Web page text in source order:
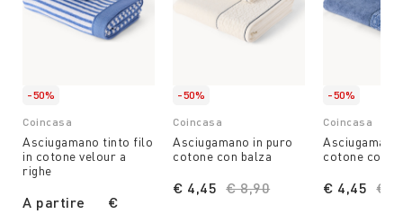
-50%
Coincasa
Asciugamano tinto filo
in cotone velour a
righe
A partire
€
-50%
Coincasa
Asciugamano in puro
cotone con balza
Price reduced from
€ 8,90
€ 4,45
-50%
Coincasa
cotone con
€
€ 4,45